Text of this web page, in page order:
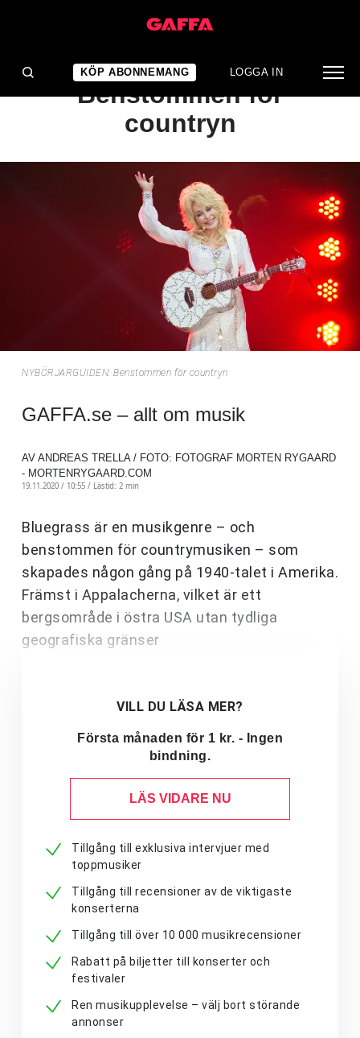
KÖP ABONNEMANG LOGGA IN
ARTIKEL
NYBÖRJARGUIDEN:
Benstommen för
countryn
NYBÖRJARGUIDEN: Benstommen för countryn
GAFFA.se – allt om musik
AV ANDREAS TRELLA / FOTO: FOTOGRAF MORTEN RYGAARD
- MORTENRYGAARD.COM
19.11.2020 / 10:55 / Lästid: 2 min
Bluegrass är en musikgenre – och
benstommen för countrymusiken – som
skapades någon gång på 1940-talet i Amerika.
Främst i Appalacherna, vilket är ett
bergsområde i östra USA utan tydliga
geografiska gränser
VILL DU LÄSA MER?
Första månaden för 1 kr. - Ingen
bindning.
LÄS VIDARE NU
Tillgång till exklusiva intervjuer med
toppmusiker
Tillgång till recensioner av de viktigaste
konserterna
Tillgång till över 10 000 musikrecensioner
Rabatt på biljetter till konserter och
festivaler
Ren musikupplevelse – välj bort störande
annonser